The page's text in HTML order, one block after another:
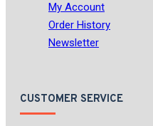
My Account
Order History
Newsletter
CUSTOMER SERVICE